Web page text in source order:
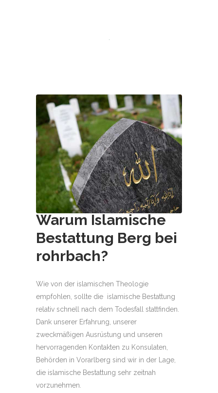
Warum Islamische
Bestattung Berg bei
rohrbach?
Wie von der islamischen Theologie
empfohlen, sollte die islamische Bestattung
relativ schnell nach dem Todesfall stattfinden.
Dank unserer Erfahrung, unserer
zweckmäßigen Ausrüstung und unseren
hervorragenden Kontakten zu Konsulaten,
Behörden in Vorarlberg sind wir in der Lage,
die islamische Bestattung sehr zeitnah
vorzunehmen.